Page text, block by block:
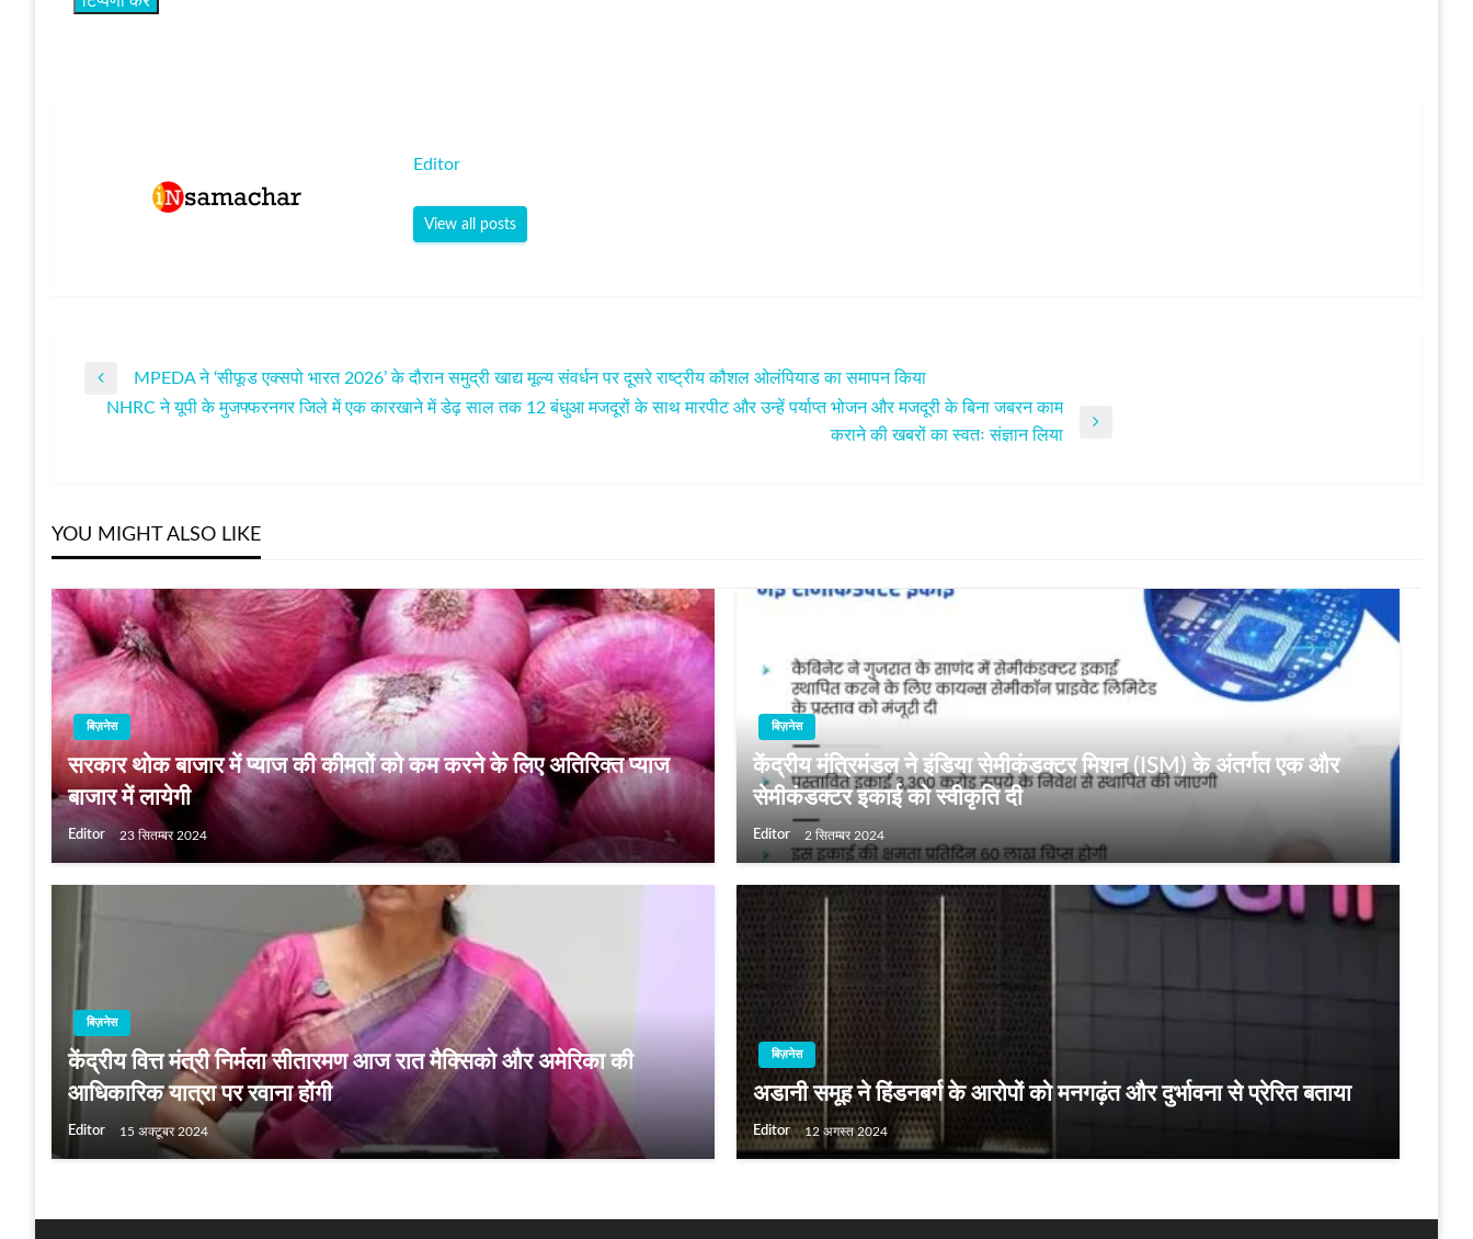
Editor
View all posts
पोस्ट
Previous
Post
MPEDA ने ‘सीफूड एक्सपो भारत 2026’ के दौरान समुद्री खाद्य मूल्य संवर्धन पर दूसरे राष्ट्रीय कौशल ओलंपियाड का समापन किया
NHRC ने यूपी के मुजफ्फरनगर जिले में एक कारखाने में डेढ़ साल तक 12 बंधुआ मजदूरों के साथ मारपीट और उन्हें पर्याप्त भोजन और मजदूरी के बिना जबरन काम
कराने की खबरों का स्वतः संज्ञान लिया
YOU MIGHT ALSO LIKE
बिज़नेस
सरकार थोक बाजार में प्‍याज की कीमतों को कम करने के लिए अतिरिक्‍त प्‍याज
बाजार में लायेगी
Editor 23 सितम्बर 2024
बिज़नेस
केंद्रीय मंत्रिमंडल ने इंडिया सेमीकंडक्टर मिशन (ISM) के अंतर्गत एक और
सेमीकंडक्टर इकाई को स्वीकृति दी
Editor 2 सितम्बर 2024
बिज़नेस
केंद्रीय वित्त मंत्री निर्मला सीतारमण आज रात मैक्सिको और अमेरिका की
आधिकारिक यात्रा पर रवाना होंगी
Editor 15 अक्टूबर 2024
बिज़नेस
अडानी समूह ने हिंडनबर्ग के आरोपों को मनगढ़ंत और दुर्भावना से प्रेरित बताया
Editor 12 अगस्त 2024